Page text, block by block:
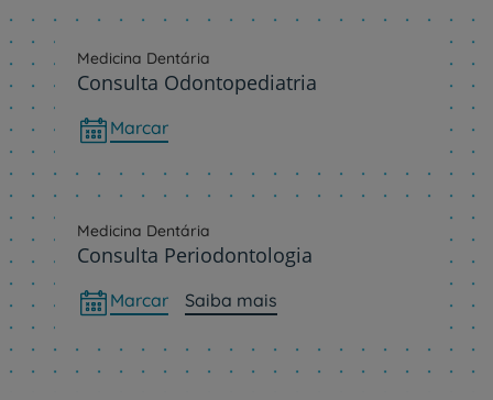
Medicina Dentária
Consulta Odontopediatria
Marcar
Medicina Dentária
Consulta Periodontologia
Marcar Saiba mais